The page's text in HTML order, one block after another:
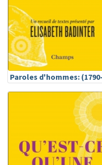
Paroles d'hommes: